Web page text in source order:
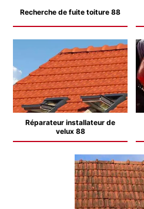
Recherche de fuite toiture 88
Réparateur installateur de
velux 88